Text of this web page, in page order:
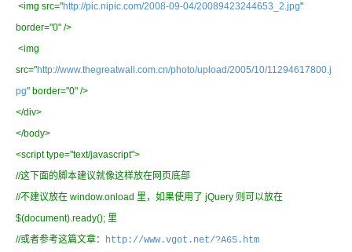
<img src="http://pic.nipic.com/2008-09-04/20089423244653_2.jpg"
border="0" />
<img
src="http://www.thegreatwall.com.cn/photo/upload/2005/10/11294617800.j
pg" border="0" />
</div>
</body>
<script type="text/javascript">
//这下面的脚本建议就像这样放在网页底部
//不建议放在 window.onload 里，如果使用了 jQuery 则可以放在
$(document).ready(); 里
//或者参考这篇文章： http://www.vgot.net/?A65.htm